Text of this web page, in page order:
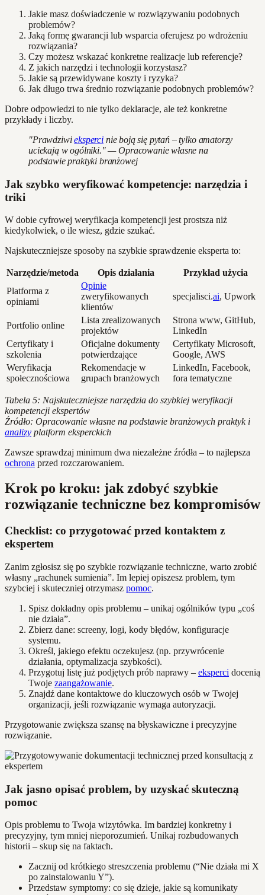
Jakie masz doświadczenie w rozwiązywaniu podobnych
problemów?
Jaką formę gwarancji lub wsparcia oferujesz po wdrożeniu
rozwiązania?
Czy możesz wskazać konkretne realizacje lub referencje?
Z jakich narzędzi i technologii korzystasz?
Jakie są przewidywane koszty i ryzyka?
Jak długo trwa średnio rozwiązanie podobnych problemów?
Dobre odpowiedzi to nie tylko deklaracje, ale też konkretne
przykłady i liczby.
"Prawdziwiekspercinie boją się pytań – tylko amatorzy
uciekają w ogólniki." — Opracowanie własne na
podstawie praktyki branżowej
Jak szybko weryfikować kompetencje: narzędzia i
triki
W dobie cyfrowej weryfikacja kompetencji jest prostsza niż
kiedykolwiek, o ile wiesz, gdzie szukać.
Najskuteczniejsze sposoby na szybkie sprawdzenie eksperta to:
Narzędzie/metoda Opis działania
Przykład użycia
Platforma z
opiniami
Opinie
zweryfikowanych
klientów
specjalisci.ai, Upwork
Portfolio online
Lista zrealizowanych
projektów
Strona www, GitHub,
LinkedIn
Certyfikaty i
szkolenia
Oficjalne dokumenty
potwierdzające
Certyfikaty Microsoft,
Google, AWS
Weryfikacja
społecznościowa
Rekomendacje w
grupach branżowych
LinkedIn, Facebook,
fora tematyczne
Tabela 5: Najskuteczniejsze narzędzia do szybkiej weryfikacji
kompetencji ekspertów
Źródło: Opracowanie własne na podstawie branżowych praktyk i
analizy platform eksperckich
Zawsze sprawdzaj minimum dwa niezależne źródła – to najlepsza
ochrona przed rozczarowaniem.
Krok po kroku: jak zdobyć szybkie
rozwiązanie techniczne bez kompromisów
Checklist: co przygotować przed kontaktem z
ekspertem
Zanim zgłosisz się po szybkie rozwiązanie techniczne, warto zrobić
własny „rachunek sumienia”. Im lepiej opiszesz problem, tym
szybciej i skuteczniej otrzymasz pomoc.
Spisz dokładny opis problemu – unikaj ogólników typu „coś
nie działa”.
Zbierz dane: screeny, logi, kody błędów, konfiguracje
systemu.
Określ, jakiego efektu oczekujesz (np. przywrócenie
działania, optymalizacja szybkości).
Przygotuj listę już podjętych prób naprawy – eksperci docenią
Twoje zaangażowanie.
Znajdź dane kontaktowe do kluczowych osób w Twojej
organizacji, jeśli rozwiązanie wymaga autoryzacji.
Przygotowanie zwiększa szansę na błyskawiczne i precyzyjne
rozwiązanie.
Jak jasno opisać problem, by uzyskać skuteczną
pomoc
Opis problemu to Twoja wizytówka. Im bardziej konkretny i
precyzyjny, tym mniej nieporozumień. Unikaj rozbudowanych
historii – skup się na faktach.
Zacznij od krótkiego streszczenia problemu (“Nie działa mi X
po zainstalowaniu Y”).
Przedstaw symptomy: co się dzieje, jakie są komunikaty